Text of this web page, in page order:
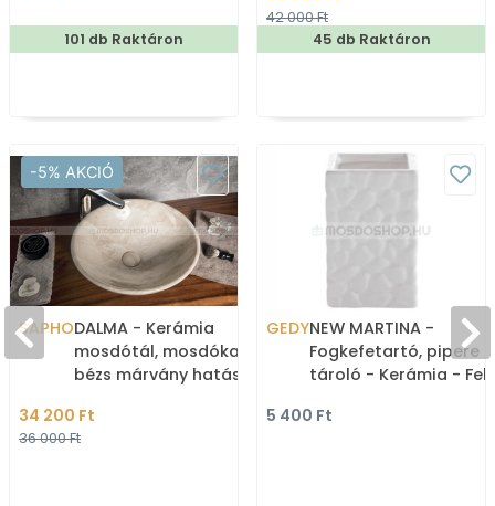
101 db Raktáron
42 000 Ft
45 db Raktáron
-5% AKCIÓ
SAPHODALMA - Kerámia
mosdótál, mosdókagyló,
bézs márvány hatású,
bútorra ültethető
34 200 Ft
36 000 Ft
GEDYNEW MARTINA -
Fogkefetartó, pipere
tároló - Kerámia -
5 400 Ft